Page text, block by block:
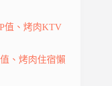
值、烤肉KTV
、烤肉住宿懶